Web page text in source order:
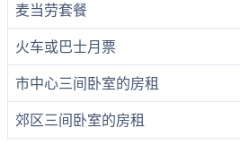
麦当劳套餐
火车或巴士月票
市中心三间卧室的房租
郊区三间卧室的房租